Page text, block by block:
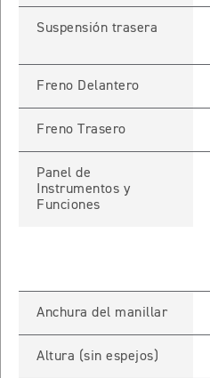
Suspensión trasera
Freno Delantero
Freno Trasero
Panel de
Instrumentos y
Funciones
Anchura del manillar
Altura (sin espejos)